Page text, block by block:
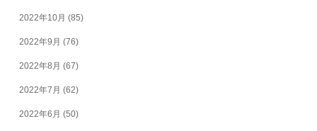
2022年10月 (85)
2022年9月 (76)
2022年8月 (67)
2022年7月 (62)
2022年6月 (50)